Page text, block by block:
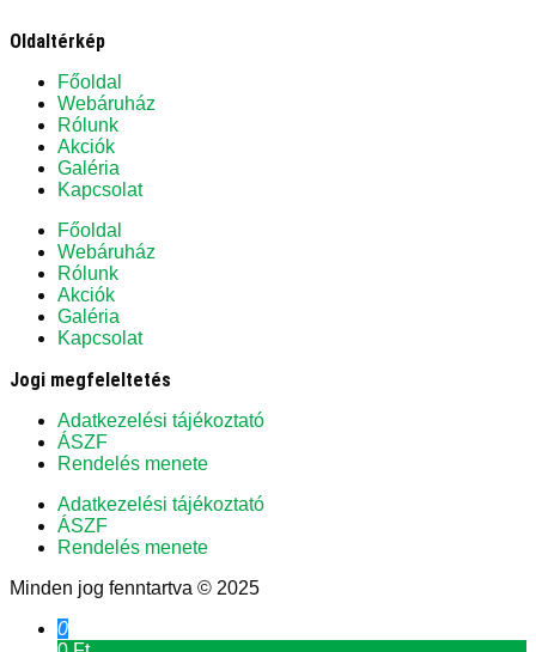
Oldaltérkép
Főoldal
Webáruház
Rólunk
Akciók
Galéria
Kapcsolat
Főoldal
Webáruház
Rólunk
Akciók
Galéria
Kapcsolat
Jogi megfeleltetés
Adatkezelési tájékoztató
ÁSZF
Rendelés menete
Adatkezelési tájékoztató
ÁSZF
Rendelés menete
Minden jog fenntartva © 2025
0